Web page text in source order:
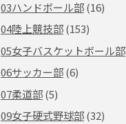
03ハンドボール部(16)
04陸上競技部(153)
05女子バスケットボール部
06サッカー部(6)
07柔道部(5)
09女子硬式野球部(32)